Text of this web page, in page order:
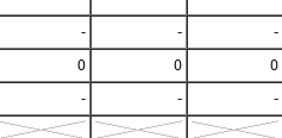
- -
-
0 0
0
- -
-